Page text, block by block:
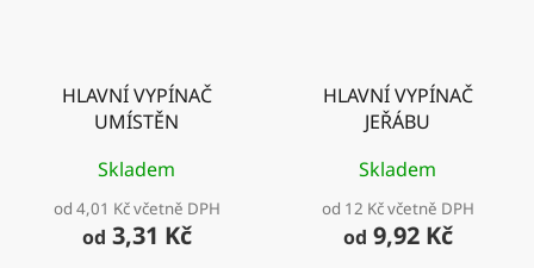
HLAVNÍ VYPÍNAČ
UMÍSTĚN
Skladem
od 4,01 Kč včetně DPH
od 3,31 Kč
HLAVNÍ VYPÍNAČ
JEŘÁBU
Skladem
od 12 Kč včetně DPH
od 9,92 Kč